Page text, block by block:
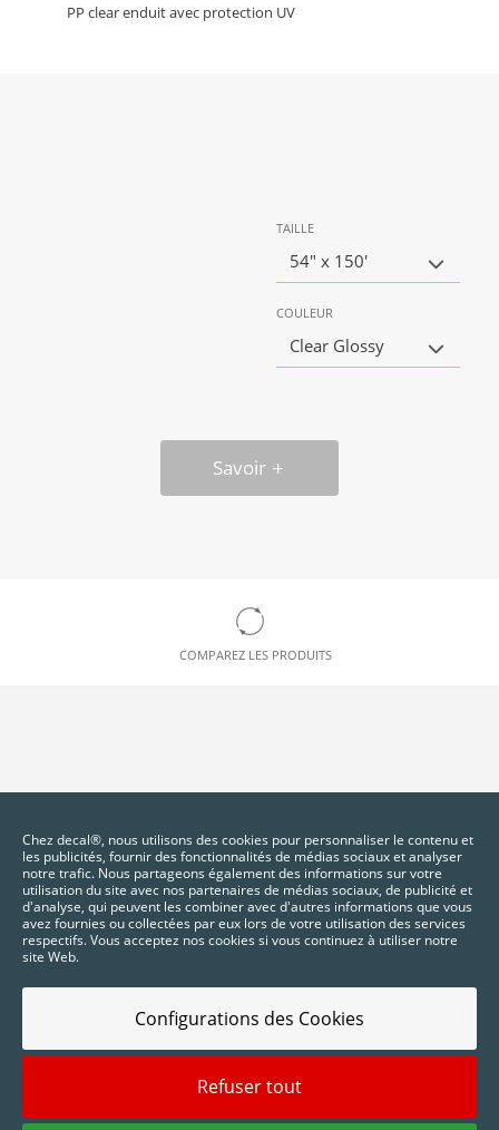
PP clear enduit avec protection UV
TAILLE
54" x 150'
COULEUR
Clear Glossy
Savoir
COMPAREZ LES PRODUITS
2025 © Digidelta Store - Think Green. Tous droits réservés.
Chez decal®, nous utilisons des cookies pour personnaliser le contenu et
les publicités, fournir des fonctionnalités de médias sociaux et analyser
notre trafic. Nous partageons également des informations sur votre
utilisation du site avec nos partenaires de médias sociaux, de publicité et
d'analyse, qui peuvent les combiner avec d'autres informations que vous
avez fournies ou collectées par eux lors de votre utilisation des services
respectifs. Vous acceptez nos cookies si vous continuez à utiliser notre
site Web.
Configurations des Cookies
Refuser tout